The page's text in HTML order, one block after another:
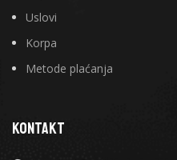
Uslovi
Korpa
Metode plaćanja
KONTAKT